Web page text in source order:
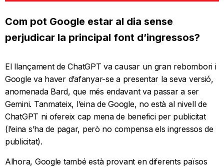
Com pot Google estar al dia sense
perjudicar la principal font d’ingressos?
El llançament de ChatGPT va causar un gran rebombori i
Google va haver d’afanyar-se a presentar la seva versió,
anomenada Bard, que més endavant va passar a ser
Gemini. Tanmateix, l’eina de Google, no està al nivell de
ChatGPT ni ofereix cap mena de benefici per publicitat
(l’eina s’ha de pagar, però no compensa els ingressos de
publicitat).
Alhora, Google també està provant en diferents països